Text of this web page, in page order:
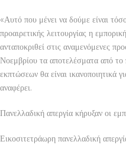
«Αυτό που μένει να δούμε είναι
προαιρετικής λειτουργίας η
ανταποκριθεί στις αναμενόμενες
Νοεμβρίου τα αποτελέσματα από
εκπτώσεων θα είναι ικανοποιητικά
αναφέρει.
Πανελλαδική απεργία κήρυξαν οι
Εικοσιτετράωρη πανελλαδική